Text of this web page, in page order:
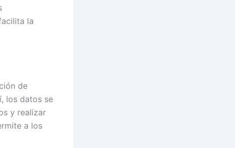
la
de
los datos se
y realizar
a los